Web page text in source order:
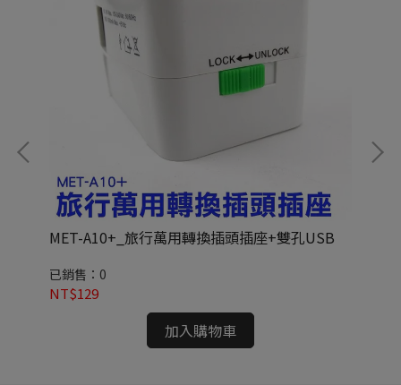
MET-A10+_旅行萬用轉換插頭插座+雙孔USB
已銷售：0
NT$129
加入購物車